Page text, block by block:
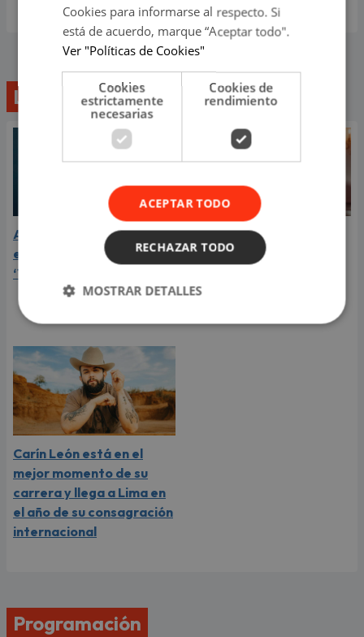
Lo último
Aria Vega conquista con
el lanzamiento de
‘Tototo (+4)’
¿Greeicy está
embarazada de su
compartió revelador
Carín León está en el
mejor momento de su
carrera y llega a Lima en
el año de su consagración
internacional
Programación
Cookies para informarse al respecto. Si
está de acuerdo, marque “Aceptar todo".
Ver "Políticas de Cookies"
Cookies
estrictamente
necesarias
Cookies de
rendimiento
ACEPTAR TODO
RECHAZAR TODO
MOSTRAR DETALLES